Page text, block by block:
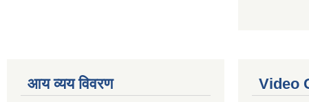
आय व्यय विवरण Video